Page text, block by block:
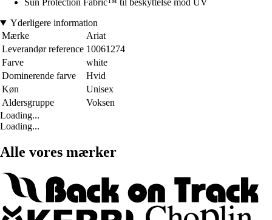
Sun Protection Fabric™ til beskyttelse mod UV
Yderligere information
Mærke
Ariat
Leverandør reference 10061274
Farve
white
Dominerende farve
Hvid
Køn
Unisex
Aldersgruppe
Voksen
Loading...
Loading...
Alle vores mærker